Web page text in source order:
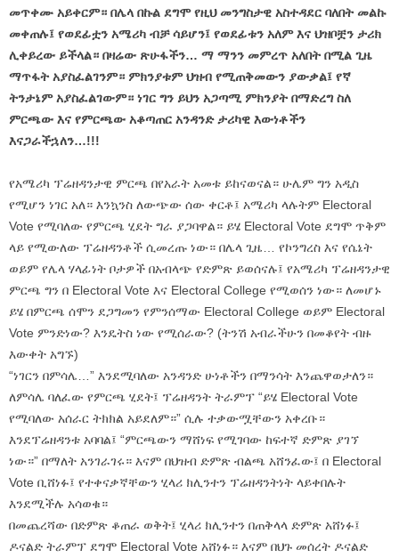
መጥቀሙ አይቀርም። በሌላ በኩል ደግሞ የዚህ መንግስታዊ አስተዳደር ባለበት መልኩ
መቀጠሉ፤ የወደፊቷን አሜሪካ ብቻ ሳይሆን፤ የወደፊቱን አለም እና ህዝቦቿን ታሪክ
ሊቀይረው ይችላል። በዛሬው ጽሁፋችን… ማ ማንን መምረጥ አለበት በሚል ጊዜ
ማጥፋት አያስፈልገንም። ምክንያቱም ህዝብ የሚጠቅመውን ያውቃል፤ የኛ
ትንታኔም አያስፈልገውም። ነገር ግን ይህን አጋጣሚ ምክንያት በማድረግ ስለ
ምርጫው እና የምርጫው አቆጣጠር አንዳንድ ታሪካዊ እውነቶችን
እናጋራችኋለን…!!!
የአሜሪካ ፕሬዘዳንታዊ ምርጫ በየአራት አመቱ ይከናወናል። ሁሌም ግን አዲስ
የሚሆን ነገር አለ። እንኳንስ ለውጭው ሰው ቀርቶ፤ አሜሪካ ላሉትም Electoral
Vote የሚባለው የምርጫ ሂደት ግራ ያጋባዋል። ይሄ Electoral Vote ደግሞ ጥቅም
ላይ የሚውለው ፕሬዘዳንቶች ሲመረጡ ነው። በሌላ ጊዜ… የኮንግረስ እና የሴኔት
ወይም የሌላ ሃላፊነት ቦታዎች በአብላጭ የድምጽ ይወሰናሉ፤ የአሜሪካ ፕሬዘዳንታዊ
ምርጫ ግን በ Electoral Vote እና Electoral College የሚወሰን ነው። ለመሆኑ
ይሄ በምርጫ ሰሞን ደጋግመን የምንሰማው Electoral College ወይም Electoral
Vote ምንድነው? እንዴትስ ነው የሚሰራው? (ትንሽ አብራችሁን በመቆየት ብዙ
እውቀት አግኙ)
“ነገርን በምሳሌ…” እንደሚባለው አንዳንድ ሁነቶችን በማንሳት እንጨዋወታለን።
ለምሳሌ ባለፈው የምርጫ ሂደት፤ ፕሬዘዳንት ትራምፕ “ይሄ Electoral Vote
የሚባለው አሰራር ትክክል አይደለም።” ሲሉ ተቃውሟቸውን አቀረቡ።
እንደፕሬዘዳንቱ አባባል፤ “ምርጫውን ማሸነፍ የሚገባው ከፍተኛ ድምጽ ያገኘ
ነው።” በማለት አንገራገሩ። እናም በህዝብ ድምጽ ብልጫ አሸንፈው፤ በ Electoral
Vote ቢሸነፉ፤ የተቀናቃኛቸውን ሂላሪ ክሊንተን ፕሬዘዳንትነት ላይቀበሉት
እንደሚችሉ አሳወቁ።
በመጨረሻው በድምጽ ቆጠራ ወቅት፤ ሂላሪ ክሊንተን በጠቅላላ ድምጽ አሸነፉ፤
ዶናልድ ትራምፕ ደግሞ Electoral Vote አሸነፉ። እናም በህጉ መሰረት ዶናልድ